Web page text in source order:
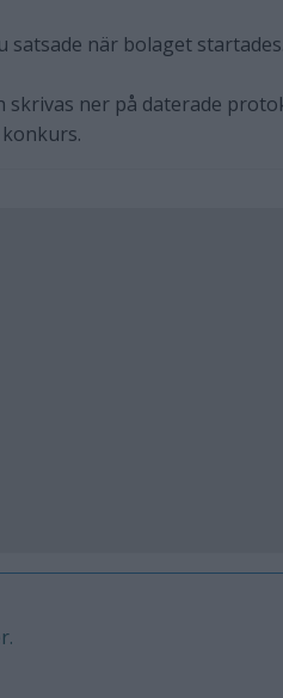
satsade när bolaget
skrivas ner på daterade